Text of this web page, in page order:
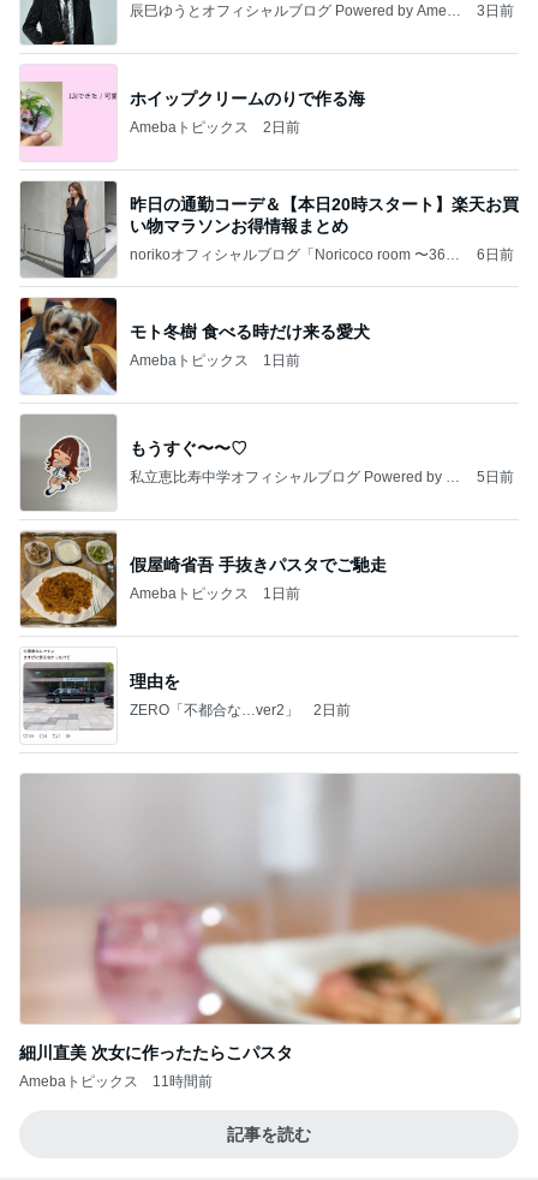
辰巳ゆうとオフィシャルブログ Powered by Ameb
3日前
ホイップクリームのりで作る海
Amebaトピックス 2日前
昨日の通勤コーデ＆【本日20時スタート】楽天お買
い物マラソンお得情報まとめ
norikoオフィシャルブログ「Noricoco room 〜365
6日前
モト冬樹 食べる時だけ来る愛犬
Amebaトピックス 1日前
もうすぐ〜〜♡
私立恵比寿中学オフィシャルブログ Powered by A
5日前
假屋崎省吾 手抜きパスタでご馳走
Amebaトピックス 1日前
理由を
ZERO「不都合な…ver2」 2日前
細川直美 次女に作ったたらこパスタ
Amebaトピックス 11時間前
記事を読む